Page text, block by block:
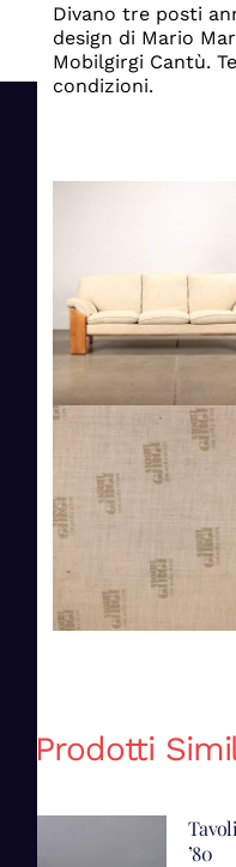
Divano tre posti
design di Mario
Mobilgirgi Cantù.
condizioni.
Prodotti
’80